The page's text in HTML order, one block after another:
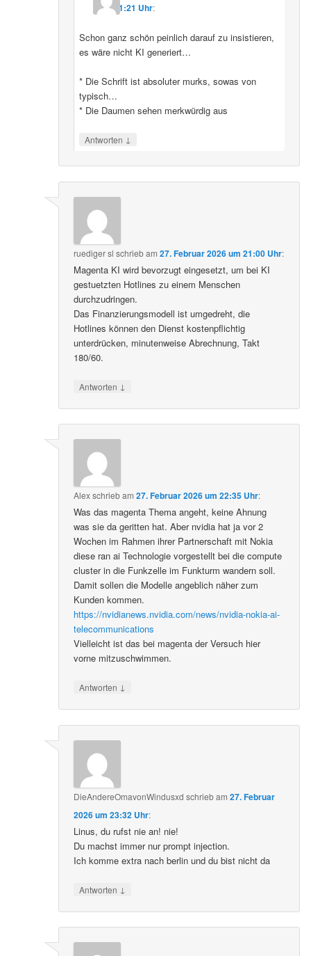
11:21 Uhr:
Schon ganz schön peinlich darauf zu insistieren,
es wäre nicht KI generiert…
* Die Schrift ist absoluter murks, sowas von
typisch…
* Die Daumen sehen merkwürdig aus
Antworten ↓
ruediger sl schriebam27. Februar 2026 um 21:00 Uhr:
Magenta KI wird bevorzugt eingesetzt, um bei KI
gestuetzten Hotlines zu einem Menschen
durchzudringen.
Das Finanzierungsmodell ist umgedreht, die
Hotlines können den Dienst kostenpflichtig
unterdrücken, minutenweise Abrechnung, Takt
180/60.
Antworten ↓
Alexschriebam27. Februar 2026 um 22:35 Uhr:
Was das magenta Thema angeht, keine Ahnung
was sie da geritten hat. Aber nvidia hat ja vor 2
Wochen im Rahmen ihrer Partnerschaft mit Nokia
diese ran ai Technologie vorgestellt bei die compute
cluster in die Funkzelle im Funkturm wandern soll.
Damit sollen die Modelle angeblich näher zum
Kunden kommen.
https://nvidianews.nvidia.com/news/nvidia-nokia-ai-
telecommunications
Vielleicht ist das bei magenta der Versuch hier
vorne mitzuschwimmen.
Antworten ↓
DieAndereOmavonWindusxd schriebam27. Februar
2026 um 23:32 Uhr:
Linus, du rufst nie an! nie!
Du machst immer nur prompt injection.
Ich komme extra nach berlin und du bist nicht da
Antworten ↓